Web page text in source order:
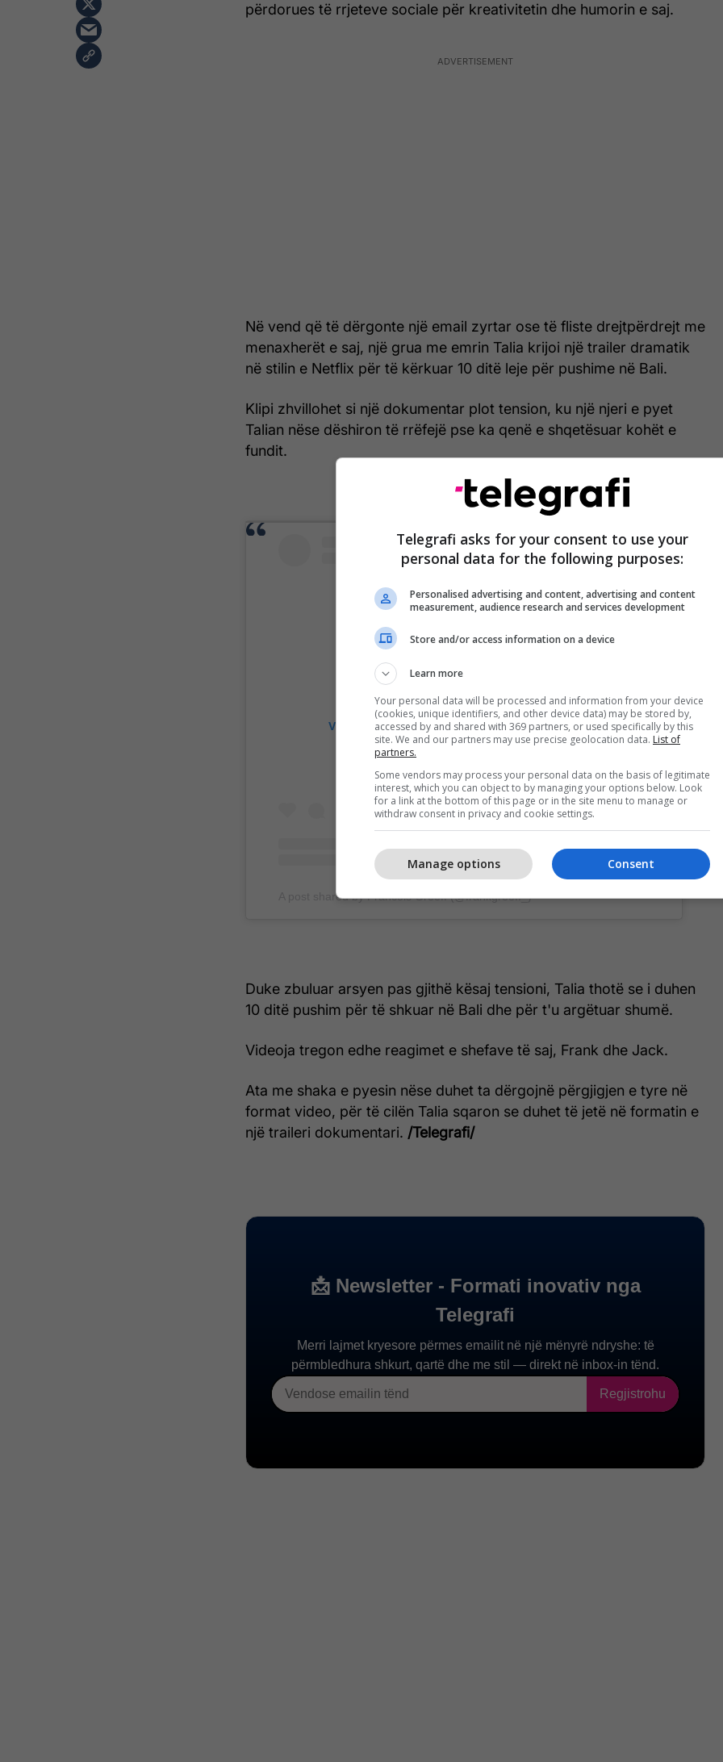
përdorues të rrjeteve sociale për kreativitetin dhe humorin e saj.
Në vend që të dërgonte një email zyrtar ose të fliste drejtpërdrejt me
menaxherët e saj, një grua me emrin Talia krijoi një trailer dramatik
në stilin e Netflix për të kërkuar 10 ditë leje për pushime në Bali.
Klipi zhvillohet si një dokumentar plot tension, ku një njeri e pyet
Talian nëse dëshiron të rrëfejë pse ka qenë e shqetësuar kohët e
fundit.
View this post on Instagram
A post shared by Francois Greeff (@frankgreeff_)
Duke zbuluar arsyen pas gjithë kësaj tensioni, Talia thotë se i duhen
10 ditë pushim për të shkuar në Bali dhe për t'u argëtuar shumë.
Videoja tregon edhe reagimet e shefave të saj, Frank dhe Jack.
Ata me shaka e pyesin nëse duhet ta dërgojnë përgjigjen e tyre në
format video, për të cilën Talia sqaron se duhet të jetë në formatin e
një traileri dokumentari. /Telegrafi/
Telegrafi asks for your consent to use your
personal data for the following purposes:
Personalised advertising and content, advertising and content
measurement, audience research and services development
Store and/or access information on a device
Learn more
Your personal data will be processed and information from your device
(cookies, unique identifiers, and other device data) may be stored by,
accessed by and shared with 369 partners, or used specifically by this
site. We and our partners may use precise geolocation data. List of
partners.
Some vendors may process your personal data on the basis of legitimate
interest, which you can object to by managing your options below. Look
for a link at the bottom of this page or in the site menu to manage or
withdraw consent in privacy and cookie settings.
Consent
Manage options